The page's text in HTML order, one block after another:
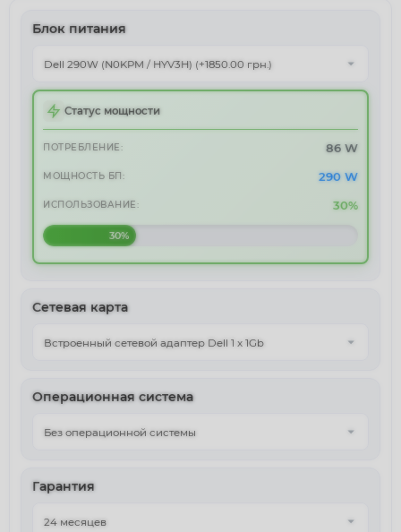
Блок питания
Статус мощности
ПОТРЕБЛЕНИЕ: 86 W
МОЩНОСТЬ БП: 290 W
ИСПОЛЬЗОВАНИЕ: 30%
30%
Сетевая карта
Операционная система
Гарантия